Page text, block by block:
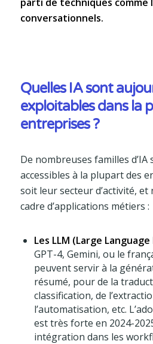
conversationnels.
Quelles IA sont
exploitables dans la
entreprises ?
De nombreuses familles d’IA
accessibles à la plupart des
soit leur secteur d’activité,
cadre d’applications métiers :
Les LLM (Large
GPT-4, Gemini, ou le
peuvent servir à la
résumé, pour de la
classification, de
l’automatisation, etc.
est très forte en 2024-
intégration dans les